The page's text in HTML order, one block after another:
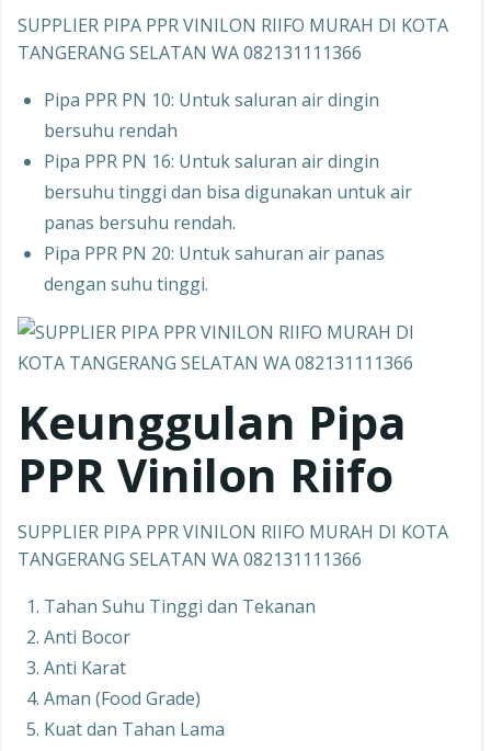
SUPPLIER PIPA PPR VINILON RIIFO MURAH DI KOTA
TANGERANG SELATAN WA 082131111366
Pipa PPR PN 10: Untuk saluran air dingin
bersuhu rendah
Pipa PPR PN 16: Untuk saluran air dingin
bersuhu tinggi dan bisa digunakan untuk air
panas bersuhu rendah.
Pipa PPR PN 20: Untuk sahuran air panas
dengan suhu tinggi.
Keunggulan Pipa
PPRVinilon Riifo
SUPPLIER PIPA PPR VINILON RIIFO MURAH DI KOTA
TANGERANG SELATAN WA 082131111366
Tahan Suhu Tinggi dan Tekanan
Anti Bocor
Anti Karat
Aman (Food Grade)
Kuat dan Tahan Lama